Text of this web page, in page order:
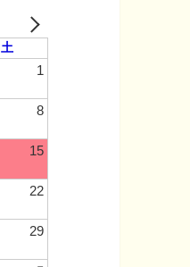
土
1
8
15
22
29